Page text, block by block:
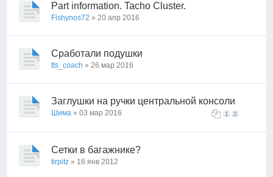
Part information. Tacho Cluster.
Fishynos72 » 20 апр 2016
Сработали подушки
tts_coach » 26 мар 2016
Заглушки на ручки центральной консоли
1 2
Шима » 03 мар 2016
Сетки в багажнике?
tirpitz » 16 янв 2012